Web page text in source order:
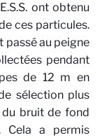
ont obtenu
ces particules.
passé au peigne
pendant
de 12 m en
sélection plus
du bruit de fond
Cela a permis